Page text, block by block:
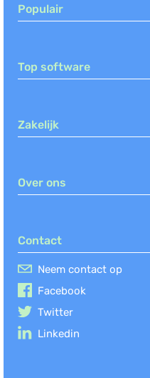
Populair
Top software
Zakelijk
Over ons
Contact
Neem contact op
Facebook
Twitter
Linkedin